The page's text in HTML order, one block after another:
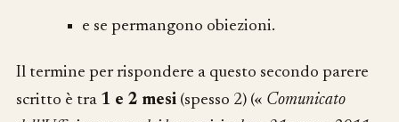
e se permangono obiezioni.
Il termine per rispondere a questo secondo parere
scritto è tra 1 e 2 mesi (spesso 2) (« Comunicato